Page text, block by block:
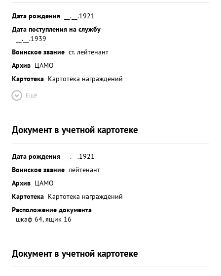
Дата рождения
__.__.1921
Дата поступления на службу
__.__.1939
Воинское звание ст. лейтенант
Архив ЦАМО
Картотека Картотека награждений
Ещё
Документ в учетной картотеке
Дата рождения
__.__.1921
Воинское звание лейтенант
Архив ЦАМО
Картотека Картотека награждений
Расположение документа
шкаф 64, ящик 16
Документ в учетной картотеке